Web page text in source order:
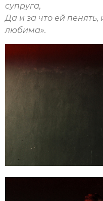
супруга,
Да и за что ей пенять,
любима».